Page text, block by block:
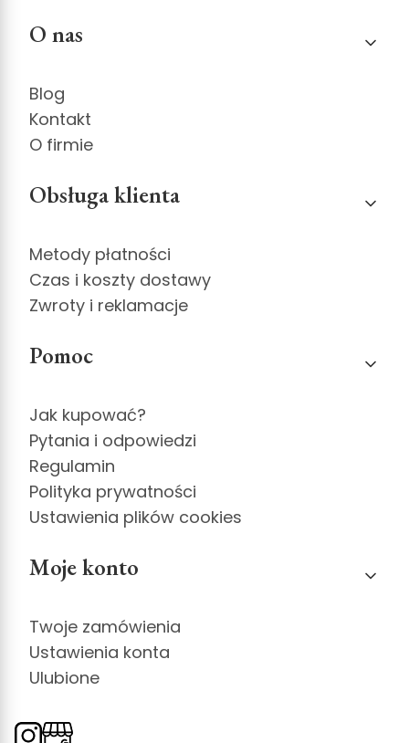
Linki w stopce
O nas
Blog
Kontakt
O firmie
Obsługa klienta
Metody płatności
Czas i koszty dostawy
Zwroty i reklamacje
Pomoc
Jak kupować?
Pytania i odpowiedzi
Regulamin
Polityka prywatności
Ustawienia plików cookies
Moje konto
Twoje zamówienia
Ustawienia konta
Ulubione